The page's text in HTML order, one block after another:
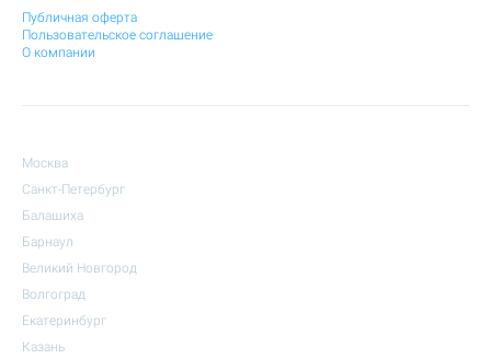
Публичная оферта
Пользовательское соглашение
О компании
Москва
Санкт-Петербург
Балашиха
Барнаул
Великий Новгород
Волгоград
Екатеринбург
Казань